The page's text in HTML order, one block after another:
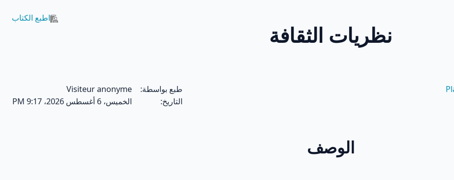
اطبع الكتاب
نظريات الثقافة
طبع بواسطة:
Visiteur anonyme
التاريخ:
الخميس، 6 أغسطس 2026، 9:17 PM
الوصف